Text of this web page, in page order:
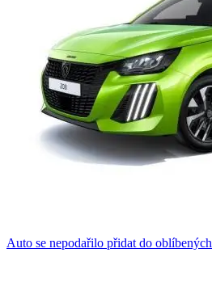
Auto se nepodařilo přidat do oblíbených